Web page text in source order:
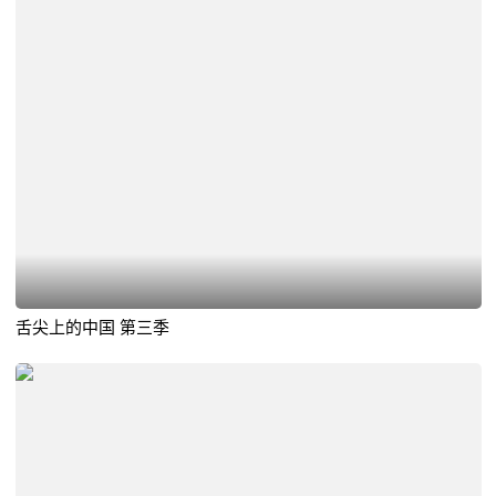
舌尖上的中国 第三季